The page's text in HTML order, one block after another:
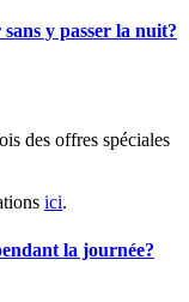
y passer la nuit?
des offres spéciales
ici.
la journée?